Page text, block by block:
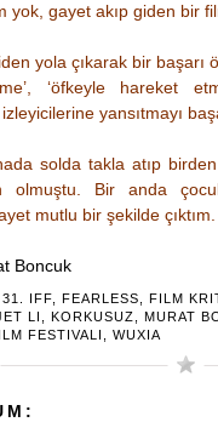
yok, gayet akıp giden bir
yola çıkarak bir başarı
‘öfkeyle hareket
yansıtmayı
solda takla atıp
olmuştu. Bir anda
mutlu bir şekilde çıktım.
Boncuk
31. IFF, FEARLESS FILM
LI KORKUSUZ MURAT
FESTIVALI
WUXIA